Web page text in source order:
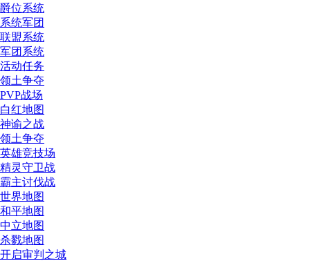
爵位系统
系统军团
联盟系统
军团系统
活动任务
领土争夺
PVP战场
白红地图
神谕之战
领土争夺
英雄竞技场
精灵守卫战
霸主讨伐战
世界地图
和平地图
中立地图
杀戮地图
开启审判之城